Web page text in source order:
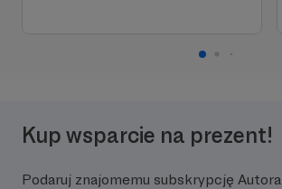
Kup wsparcie na prezent!
Podaruj znajomemu subskrypcję Autora